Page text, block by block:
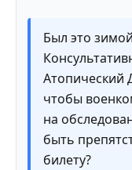
Был это
Атопический
чтобы
на
быть
билету?